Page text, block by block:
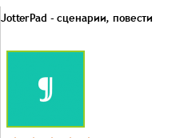
JotterPad - сценарии, повести